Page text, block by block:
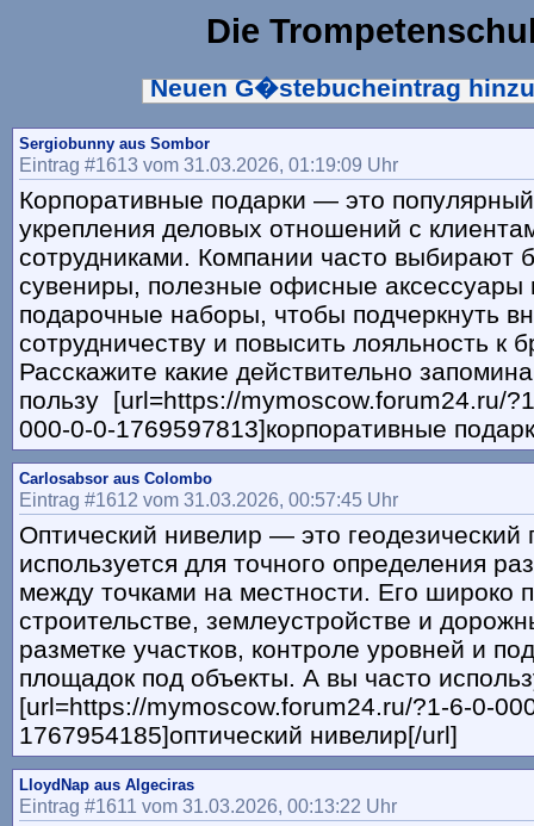
Die
Neuen G�stebucheintrag
Sergiobunny aus Sombor
Eintrag #1613 vom 31.03.2026, 01:19:09 Uhr
Корпоративные подарки — это
укрепления деловых отношений с
сотрудниками. Компании часто выбирают
сувениры, полезные офисные аксессуары
подарочные наборы, чтобы подчеркнуть
сотрудничеству и повысить лояльность к
Расскажите какие действительно
пользу [url=https://mymoscow.forum24.ru/
000-0-0-1769597813]корпоративные
Carlosabsor aus Colombo
Eintrag #1612 vom 31.03.2026, 00:57:45 Uhr
Оптический нивелир — это геодезический
используется для точного определения
между точками на местности. Его широко
строительстве, землеустройстве и
разметке участков, контроле уровней и
площадок под объекты. А вы часто
[url=https://mymoscow.forum24.ru/?1-6-0-
1767954185]оптический нивелир[/url]
LloydNap aus Algeciras
Eintrag #1611 vom 31.03.2026, 00:13:22 Uhr